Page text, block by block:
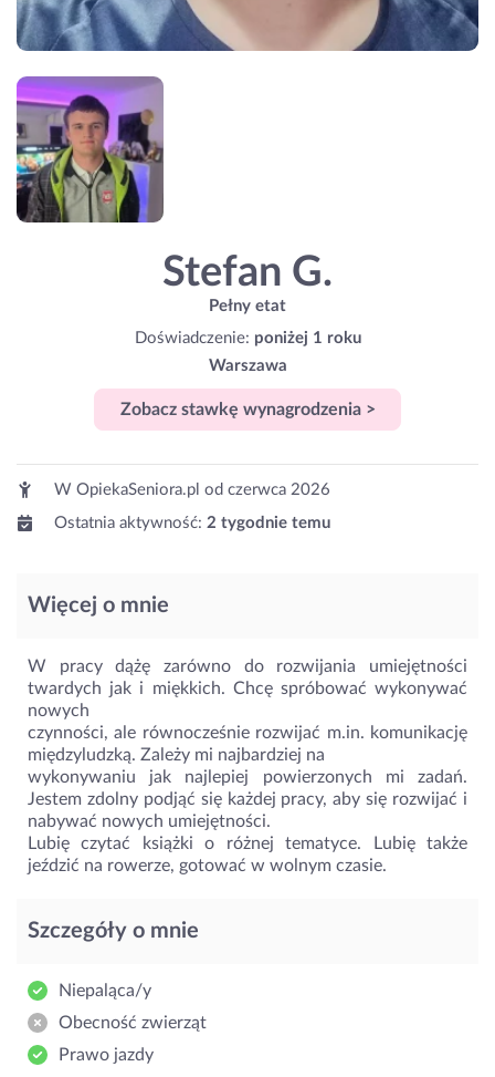
Stefan G.
Pełny etat
Doświadczenie: poniżej 1 roku
Warszawa
Zobacz stawkę wynagrodzenia >
W OpiekaSeniora.pl od czerwca 2026
Ostatnia aktywność: 2 tygodnie temu
Więcej o mnie
W pracy dążę zarówno do rozwijania umiejętności
twardych jak i miękkich. Chcę spróbować wykonywać
nowych
czynności, ale równocześnie rozwijać m.in. komunikację
międzyludzką. Zależy mi najbardziej na
wykonywaniu jak najlepiej powierzonych mi zadań.
Jestem zdolny podjąć się każdej pracy, aby się rozwijać i
nabywać nowych umiejętności.
Lubię czytać książki o różnej tematyce. Lubię także
jeździć na rowerze, gotować w wolnym czasie.
Szczegóły o mnie
Niepaląca/y
Obecność zwierząt
Prawo jazdy